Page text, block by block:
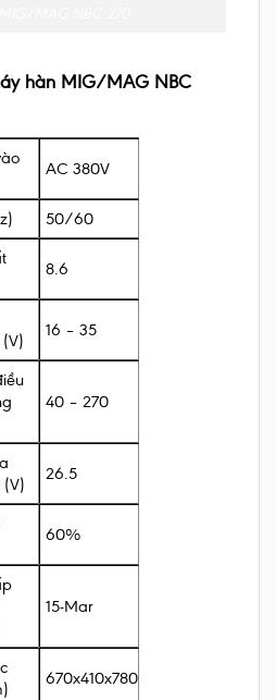
hàn MIG/MAG NBC
AC 380V
50/60
8.6
16 – 35
40 – 270
26.5
60%
15-Mar
670x410x780